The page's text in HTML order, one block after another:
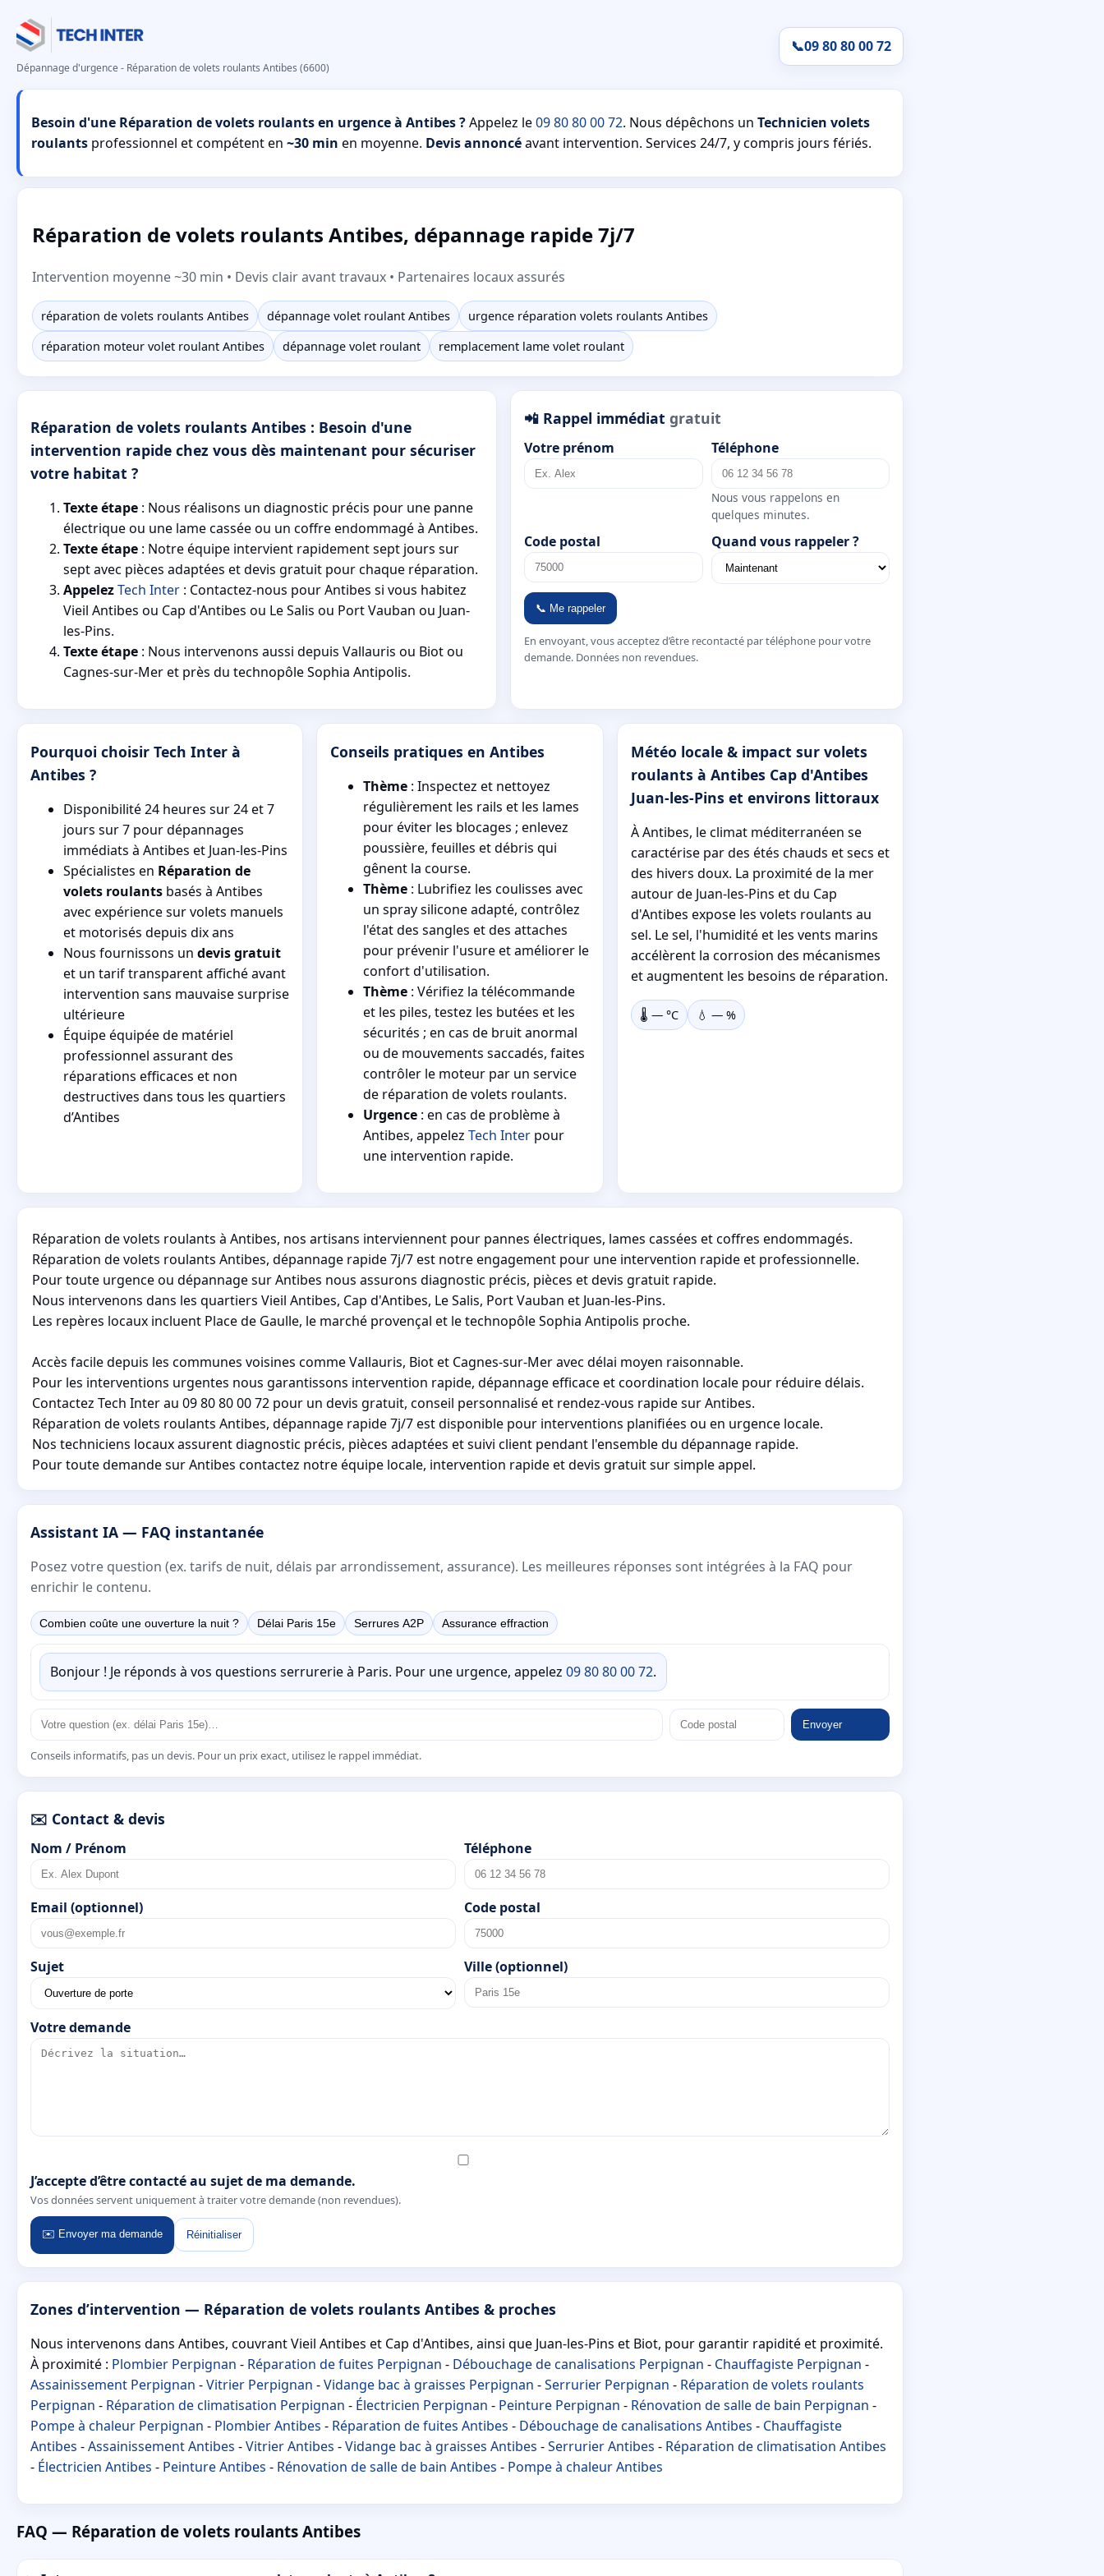
Dépannage d'urgence - Réparation de volets roulants Antibes (6600)
📞09 80 80 00 72
Besoin d'une Réparation de volets roulants en urgence à Antibes ?Appelez le09 80 80 00 72. Nous dépêchons un Technicien volets
roulants professionnel et compétent en ~30 min en moyenne. Devis annoncéavant intervention. Services 24/7, y compris jours fériés.
Réparation de volets roulants Antibes, dépannage rapide 7j/7
Intervention moyenne ~30 min • Devis clair avant travaux • Partenaires locaux assurés
réparation de volets roulants Antibes dépannage volet roulant Antibes
urgence réparation volets roulants Antibes
réparation moteur volet roulant Antibes
dépannage volet roulant remplacement lame volet roulant
Réparation de volets roulants Antibes : Besoin d'une
intervention rapide chez vous dès maintenant pour sécuriser
votre habitat ?
Texte étape : Nous réalisons un diagnostic précis pour une panne
électrique ou une lame cassée ou un coffre endommagé à Antibes.
Texte étape : Notre équipe intervient rapidement sept jours sur
sept avec pièces adaptées et devis gratuit pour chaque réparation.
AppelezTech Inter : Contactez-nous pour Antibes si vous habitez
Vieil Antibes ou Cap d'Antibes ou Le Salis ou Port Vauban ou Juan-
les-Pins.
Texte étape : Nous intervenons aussi depuis Vallauris ou Biot ou
Cagnes-sur-Mer et près du technopôle Sophia Antipolis.
📲 Rappel immédiatgratuit
Votre prénom Téléphone
Nous vous rappelons en
quelques minutes.
Code postal Quand vous rappeler ?
📞 Me rappeler
En envoyant, vous acceptez d’être recontacté par téléphone pour votre
demande. Données non revendues.
Pourquoi choisir Tech Inter à
Antibes ?
Disponibilité 24 heures sur 24 et 7
jours sur 7 pour dépannages
immédiats à Antibes et Juan-les-Pins
Spécialistes en Réparation de
volets roulants basés à Antibes
avec expérience sur volets manuels
et motorisés depuis dix ans
Nous fournissons un devis gratuit
et un tarif transparent affiché avant
intervention sans mauvaise surprise
ultérieure
Équipe équipée de matériel
professionnel assurant des
réparations efficaces et non
destructives dans tous les quartiers
d’Antibes
Conseils pratiques en Antibes
Thème : Inspectez et nettoyez
régulièrement les rails et les lames
pour éviter les blocages ; enlevez
poussière, feuilles et débris qui
gênent la course.
Thème : Lubrifiez les coulisses avec
un spray silicone adapté, contrôlez
l'état des sangles et des attaches
pour prévenir l'usure et améliorer le
confort d'utilisation.
Thème : Vérifiez la télécommande
et les piles, testez les butées et les
sécurités ; en cas de bruit anormal
ou de mouvements saccadés, faites
contrôler le moteur par un service
de réparation de volets roulants.
Urgence : en cas de problème à
Antibes, appelezTech Inter pour
une intervention rapide.
Météo locale & impact sur volets
roulants à Antibes Cap d'Antibes
Juan-les-Pins et environs littoraux
À Antibes, le climat méditerranéen se
caractérise par des étés chauds et secs et
des hivers doux. La proximité de la mer
autour de Juan-les-Pins et du Cap
d'Antibes expose les volets roulants au
sel. Le sel, l'humidité et les vents marins
accélèrent la corrosion des mécanismes
et augmentent les besoins de réparation.
🌡️ —°C 💧 —%
Réparation de volets roulants à Antibes, nos artisans interviennent pour pannes électriques, lames cassées et coffres endommagés.
Réparation de volets roulants Antibes, dépannage rapide 7j/7 est notre engagement pour une intervention rapide et professionnelle.
Pour toute urgence ou dépannage sur Antibes nous assurons diagnostic précis, pièces et devis gratuit rapide.
Nous intervenons dans les quartiers Vieil Antibes, Cap d'Antibes, Le Salis, Port Vauban et Juan-les-Pins.
Les repères locaux incluent Place de Gaulle, le marché provençal et le technopôle Sophia Antipolis proche.
Accès facile depuis les communes voisines comme Vallauris, Biot et Cagnes-sur-Mer avec délai moyen raisonnable.
Pour les interventions urgentes nous garantissons intervention rapide, dépannage efficace et coordination locale pour réduire délais.
Contactez Tech Inter au 09 80 80 00 72 pour un devis gratuit, conseil personnalisé et rendez-vous rapide sur Antibes.
Réparation de volets roulants Antibes, dépannage rapide 7j/7 est disponible pour interventions planifiées ou en urgence locale.
Nos techniciens locaux assurent diagnostic précis, pièces adaptées et suivi client pendant l'ensemble du dépannage rapide.
Pour toute demande sur Antibes contactez notre équipe locale, intervention rapide et devis gratuit sur simple appel.
Assistant IA — FAQ instantanée
Posez votre question (ex. tarifs de nuit, délais par arrondissement, assurance). Les meilleures réponses sont intégrées à la FAQ pour
enrichir le contenu.
Combien coûte une ouverture la nuit ? Délai Paris 15e Serrures A2P Assurance effraction
Bonjour ! Je réponds à vos questions serrurerie à Paris. Pour une urgence, appelez 09 80 80 00 72.
Envoyer
Conseils informatifs, pas un devis. Pour un prix exact, utilisez le rappel immédiat.
✉️ Contact & devis
Nom / Prénom Téléphone
Email (optionnel) Code postal
Sujet Ville (optionnel)
Votre demande
J’accepte d’être contacté au sujet de ma demande.
Vos données servent uniquement à traiter votre demande (non revendues).
✉️ Envoyer ma demande Réinitialiser
Zones d’intervention — Réparation de volets roulants Antibes & proches
Nous intervenons dans Antibes, couvrant Vieil Antibes et Cap d'Antibes, ainsi que Juan-les-Pins et Biot, pour garantir rapidité et proximité.
À proximité : Plombier Perpignan - Réparation de fuites Perpignan - Débouchage de canalisations Perpignan - Chauffagiste Perpignan -
Assainissement Perpignan -Vitrier Perpignan -Vidange bac à graisses Perpignan -Serrurier Perpignan - Réparation de volets roulants
Perpignan - Réparation de climatisation Perpignan - Électricien Perpignan - Peinture Perpignan - Rénovation de salle de bain Perpignan -
Pompe à chaleur Perpignan - Plombier Antibes - Réparation de fuites Antibes - Débouchage de canalisations Antibes - Chauffagiste
Antibes -Assainissement Antibes -Vitrier Antibes -Vidange bac à graisses Antibes -Serrurier Antibes - Réparation de climatisation Antibes
- Électricien Antibes - Peinture Antibes - Rénovation de salle de bain Antibes - Pompe à chaleur Antibes
FAQ — Réparation de volets roulants Antibes